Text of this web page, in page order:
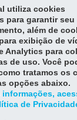
Twitter
Início
utiliza cookies
para garantir seu
além de
exibição de
Analytics para
de uso. Você
tratamos os
opções abaixo.
informações,
de